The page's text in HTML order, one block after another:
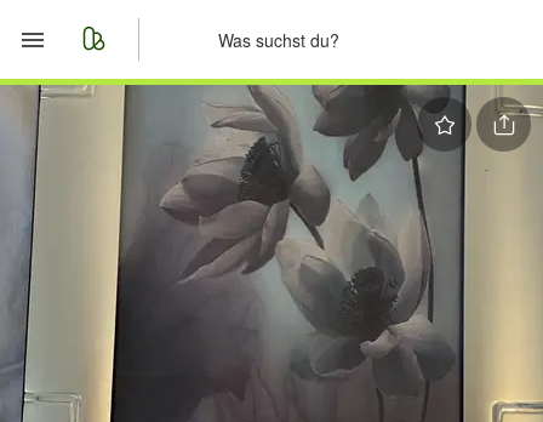
Merkliste
Nachrichten
Anzeige aufgeben